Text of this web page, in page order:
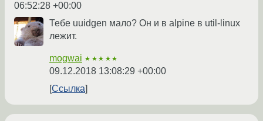
06:52:28 +00:00
Тебе uuidgen мало? Он и в alpine в util-linux
лежит.
mogwai ★★★★★
09.12.2018 13:08:29 +00:00
Ссылка